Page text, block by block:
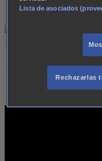
Estrenos exclusivos
de TV definido por la
Lista de asociados
Rechazarlas